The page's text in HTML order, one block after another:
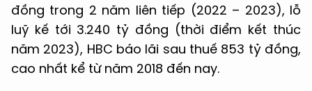
đồng trong 2 năm liên tiếp (2022 – 2023), lỗ
luỹ kế tới 3.240 tỷ đồng (thời điểm kết thúc
năm 2023), HBC báo lãi sau thuế 853 tỷ đồng,
cao nhất kể từ năm 2018 đến nay.